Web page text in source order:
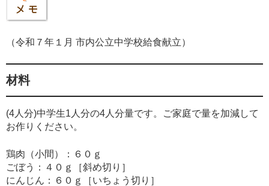
（令和７年１月 市内公立中学校給食献立）
材料
(4人分)中学生1人分の4人分量です。ご家庭で量を加減して
お作りください。
鶏肉（小間）：６０ｇ
ごぼう：４０ｇ［斜め切り］
にんじん：６０ｇ［いちょう切り］